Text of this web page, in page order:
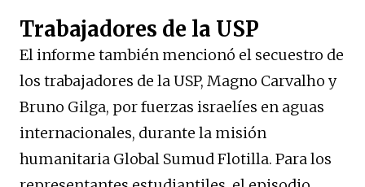
Trabajadores de la USP
El informe también mencionó el secuestro de
los trabajadores de la USP, Magno Carvalho y
Bruno Gilga, por fuerzas israelíes en aguas
internacionales, durante la misión
humanitaria Global Sumud Flotilla. Para los